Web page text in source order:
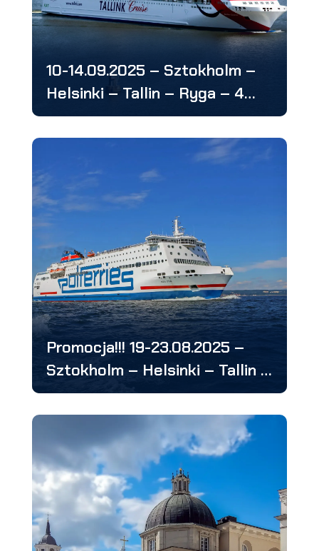
10-14.09.2025 – Sztokholm –
Helsinki – Tallin – Ryga – 4
stolice: w 5 dni
Promocja!!! 19-23.08.2025 –
Sztokholm – Helsinki – Tallin –
Ryga – 4 stolice: w 5 dni